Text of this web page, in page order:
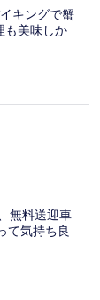
キングで蟹
も美味しか
無料送迎車
て気持ち良